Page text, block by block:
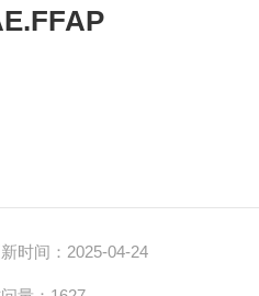
时间：2025-04-24